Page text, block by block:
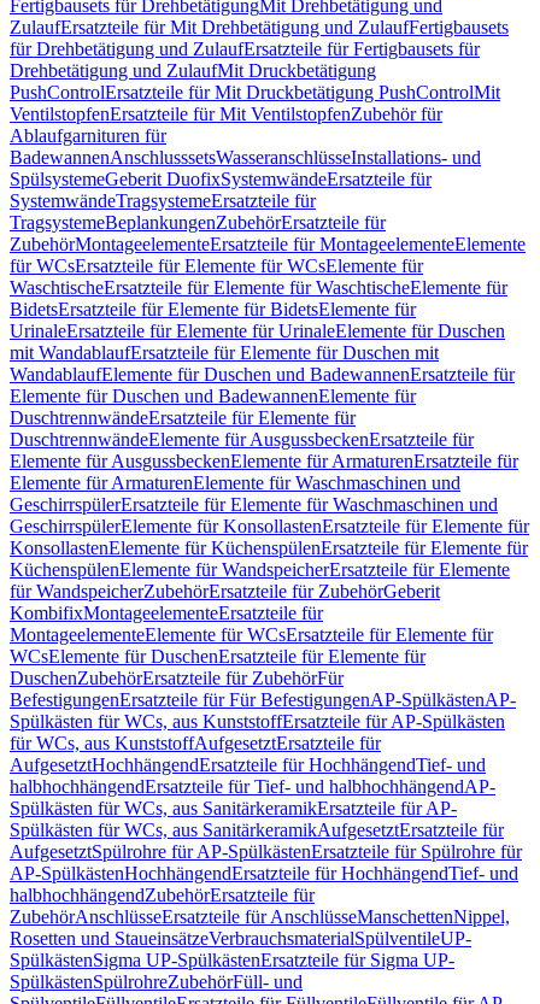
Fertigbausets für DrehbetätigungMit Drehbetätigung und
ZulaufErsatzteile für Mit Drehbetätigung und ZulaufFertigbausets
für Drehbetätigung und ZulaufErsatzteile für Fertigbausets für
Drehbetätigung und ZulaufMit Druckbetätigung
PushControlErsatzteile für Mit Druckbetätigung PushControlMit
VentilstopfenErsatzteile für Mit VentilstopfenZubehör für
Ablaufgarnituren für
BadewannenAnschlusssetsWasseranschlüsseInstallations- und
SpülsystemeGeberit DuofixSystemwändeErsatzteile für
SystemwändeTragsystemeErsatzteile für
TragsystemeBeplankungenZubehörErsatzteile für
ZubehörMontageelementeErsatzteile für MontageelementeElemente
für WCsErsatzteile für Elemente für WCsElemente für
WaschtischeErsatzteile für Elemente für WaschtischeElemente für
BidetsErsatzteile für Elemente für BidetsElemente für
UrinaleErsatzteile für Elemente für UrinaleElemente für Duschen
mit WandablaufErsatzteile für Elemente für Duschen mit
WandablaufElemente für Duschen und BadewannenErsatzteile für
Elemente für Duschen und BadewannenElemente für
DuschtrennwändeErsatzteile für Elemente für
DuschtrennwändeElemente für AusgussbeckenErsatzteile für
Elemente für AusgussbeckenElemente für ArmaturenErsatzteile für
Elemente für ArmaturenElemente für Waschmaschinen und
GeschirrspülerErsatzteile für Elemente für Waschmaschinen und
GeschirrspülerElemente für KonsollastenErsatzteile für Elemente für
KonsollastenElemente für KüchenspülenErsatzteile für Elemente für
KüchenspülenElemente für WandspeicherErsatzteile für Elemente
für WandspeicherZubehörErsatzteile für ZubehörGeberit
KombifixMontageelementeErsatzteile für
MontageelementeElemente für WCsErsatzteile für Elemente für
WCsElemente für DuschenErsatzteile für Elemente für
DuschenZubehörErsatzteile für ZubehörFür
BefestigungenErsatzteile für Für BefestigungenAP-SpülkästenAP-
Spülkästen für WCs, aus KunststoffErsatzteile für AP-Spülkästen
für WCs, aus KunststoffAufgesetztErsatzteile für
AufgesetztHochhängendErsatzteile für HochhängendTief- und
halbhochhängendErsatzteile für Tief- und halbhochhängendAP-
Spülkästen für WCs, aus SanitärkeramikErsatzteile für AP-
Spülkästen für WCs, aus SanitärkeramikAufgesetztErsatzteile für
AufgesetztSpülrohre für AP-SpülkästenErsatzteile für Spülrohre für
AP-SpülkästenHochhängendErsatzteile für HochhängendTief- und
halbhochhängendZubehörErsatzteile für
ZubehörAnschlüsseErsatzteile für AnschlüsseManschettenNippel,
Rosetten und StaueinsätzeVerbrauchsmaterialSpülventileUP-
SpülkästenSigma UP-SpülkästenErsatzteile für Sigma UP-
SpülkästenSpülrohreZubehörFüll- und